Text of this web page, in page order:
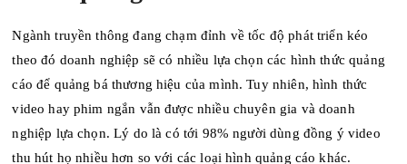
Ngành truyền thông đang chạm đỉnh về tốc độ phát triển kéo
theo đó doanh nghiệp sẽ có nhiều lựa chọn các hình thức quảng
cáo để quảng bá thương hiệu của mình. Tuy nhiên, hình thức
video hay phim ngắn vẫn được nhiều chuyên gia và doanh
nghiệp lựa chọn. Lý do là có tới 98% người dùng đồng ý video
thu hút họ nhiều hơn so với các loại hình quảng cáo khác.